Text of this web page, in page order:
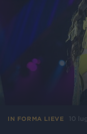
IN FORMA LIEVE 10